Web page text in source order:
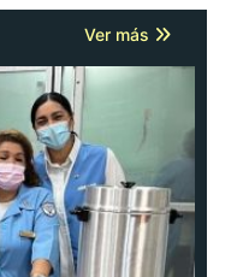
Ver más